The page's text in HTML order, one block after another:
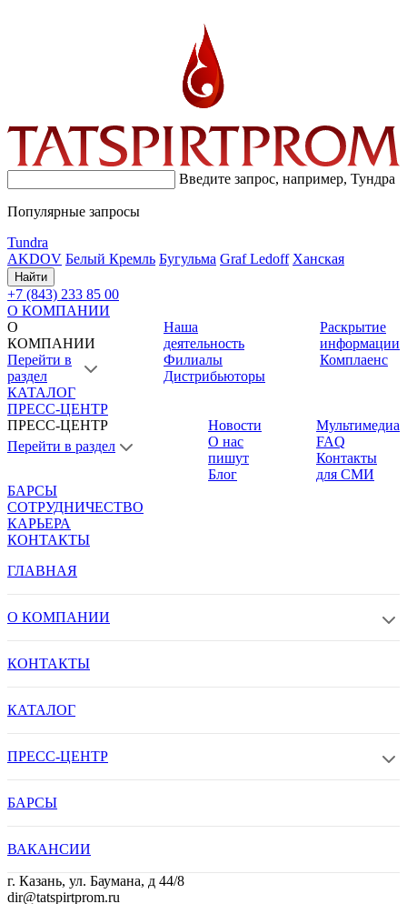
Введите запрос, например, Тундра
Популярные запросы
Tundra
AKDOV Белый Кремль Бугульма Graf Ledoff Ханская
Найти
+7 (843) 233 85 00
О КОМПАНИИ
О
КОМПАНИИ
Перейти в
раздел
Наша
деятельность
Филиалы
Дистрибьюторы
Раскрытие
информации
Комплаенс
КАТАЛОГ
ПРЕСС-ЦЕНТР
ПРЕСС-ЦЕНТР
Перейти в раздел
Новости
О нас
пишут
Блог
Мультимедиа
FAQ
Контакты
для СМИ
БАРСЫ
СОТРУДНИЧЕСТВО
КАРЬЕРА
КОНТАКТЫ
ГЛАВНАЯ
О КОМПАНИИ
КОНТАКТЫ
КАТАЛОГ
ПРЕСС-ЦЕНТР
БАРСЫ
ВАКАНСИИ
г. Казань, ул. Баумана, д 44/8
dir@tatspirtprom.ru